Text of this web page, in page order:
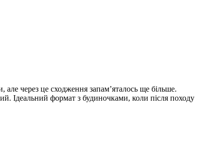
через це сходження запам’яталось ще більше.
Ідеальний формат з будиночками, коли після походу